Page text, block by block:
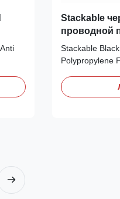
Stackable
проводной
подноса
частей
Stackable
Polypropylene
Polypropylene
Smooth base